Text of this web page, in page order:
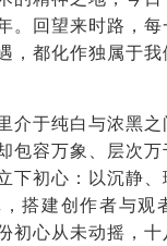
。回望来时路，每
，都化作独属于我
介于纯白与浓黑之
包容万象、层次万
下初心：以沉静
搭建创作者与观
初心从未动摇，十